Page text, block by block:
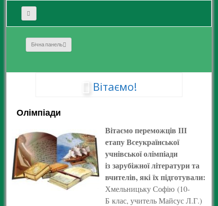
Бічна панель
Вітаємо!
Олімпіади
Вітаємо переможців ІІІ
етапу Всеукраїнської
учнівської олімпіади
із зарубіжної літератури та
вчителів, які їх підготували:
Хмельницьку Софію (10-
Б клас, учитель Майсус Л.Г.)